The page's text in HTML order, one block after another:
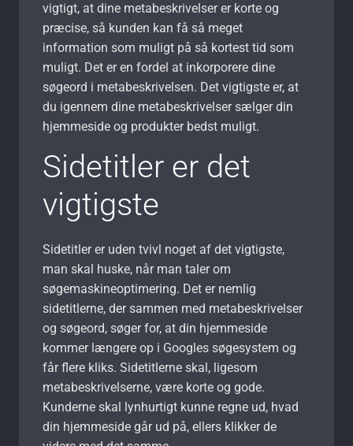
vigtigt, at dine metabeskrivelser er korte og
præcise, så kunden kan få så meget
information som muligt på så kortest tid som
muligt. Det er en fordel at inkorporere dine
søgeord i metabeskrivelsen. Det vigtigste er, at
du igennem dine metabeskrivelser sælger din
hjemmeside og produkter bedst muligt.
Sidetitler er det
vigtigste
Sidetitler er uden tvivl noget af det vigtigste,
man skal huske, når man taler om
søgemaskineoptimering. Det er nemlig
sidetitlerne, der sammen med metabeskrivelser
og søgeord, søger for, at din hjemmeside
kommer længere op i Googles søgesystem og
får flere kliks. Sidetitlerne skal, ligesom
metabeskrivelserne, være korte og gode.
Kunderne skal lynhurtigt kunne regne ud, hvad
din hjemmeside går ud på, ellers klikker de